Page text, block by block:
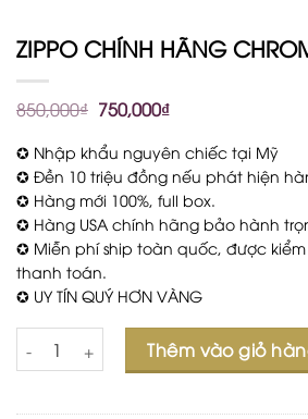
ZIPPO CHÍNH HÃNG
850,000₫ 750,000₫
✪ Nhập khẩu nguyên chiếc tại Mỹ
✪ Đền 10 triệu đồng nếu phát hiện
✪ Hàng mới 100%, full box.
✪ Hàng USA chính hãng bảo hành
✪ Miễn phí ship toàn quốc, được
thanh toán.
✪ UY TÍN QUÝ HƠN VÀNG
Số lượng Thêm vào giỏ